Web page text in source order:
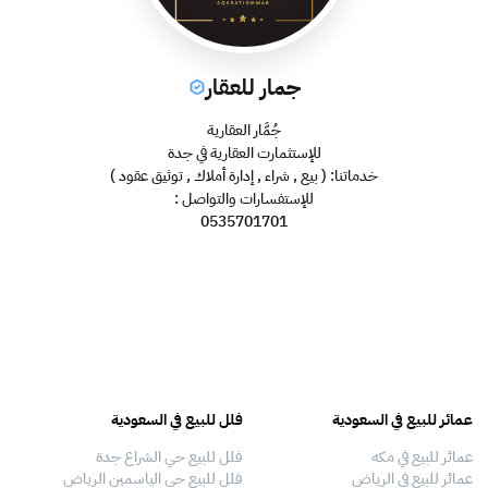
جمار للعقار
جُمَّار العقارية
للإستثمارت العقارية في جدة
خدماتنا: ( بيع , شراء , إدارة أملاك , توثيق عقود )
للإستفسارات والتواصل :
0535701701
عمائر للبيع في السعودية
عمائر للبيع في مكه
عمائر للبيع في الرياض
فلل للبيع في السعودية
فلل للبيع حي الشراع جدة
فلل للبيع حي الياسمين الرياض